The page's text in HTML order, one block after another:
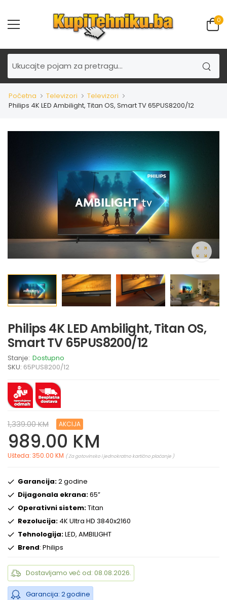
0
Početna Televizori
Televizori
Philips 4K LED Ambilight, Titan OS, Smart TV 65PUS8200/12
Philips 4K LED Ambilight, Titan OS,
Smart TV 65PUS8200/12
Stanje: Dostupno
SKU: 65PUS8200/12
1,339.00 KM AKCIJA
989.00 KM
Ušteda: 350.00 KM ( Za gotovinsko i jednokratno kartično plaćanje )
Garancija:2 godine
Dijagonala ekrana:65”
Operativni sistem:Titan
Rezolucija: 4K Ultra HD 3840x2160
Tehnologija:LED, AMBILIGHT
Brend: Philips
Dostavljamo već od: 08.08.2026.
Garancija: 2 godine